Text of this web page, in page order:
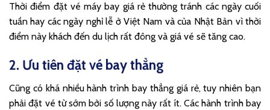
Thời điểm đặt vé máy bay giá rẻ thường tránh các ngày cuối
tuần hay các ngày nghỉ lễ ở Việt Nam và của Nhật Bản vì thời
điểm này khách đến du lịch rất đông và giá vé sẽ tăng cao.
2. Ưu tiên đặt vé bay thẳng
Cũng có khá nhiều hành trình bay thẳng giá rẻ, tuy nhiên bạn
phải đặt vé từ sớm bởi số lượng này rất ít. Các hành trình bay